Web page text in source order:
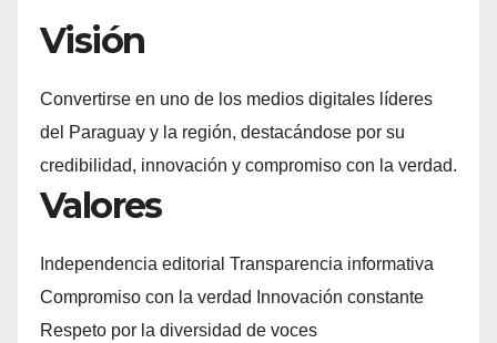
Visión
Convertirse en uno de los medios digitales líderes
del Paraguay y la región, destacándose por su
credibilidad, innovación y compromiso con la verdad.
Valores
Independencia editorial Transparencia informativa
Compromiso con la verdad Innovación constante
Respeto por la diversidad de voces